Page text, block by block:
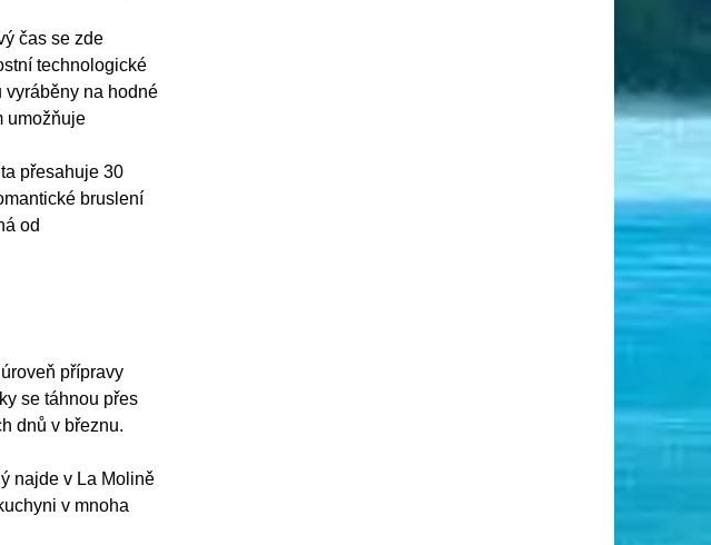
čas se zde
technologické
vyráběny na hodné
umožňuje
přesahuje 30
bruslení
od
přípravy
se táhnou přes
dnů v březnu.
najde v La Molině
v mnoha